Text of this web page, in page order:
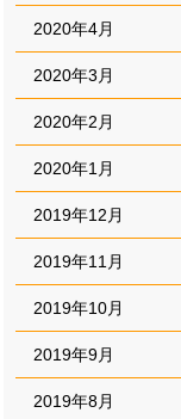
2020年4月
2020年3月
2020年2月
2020年1月
2019年12月
2019年11月
2019年10月
2019年9月
2019年8月